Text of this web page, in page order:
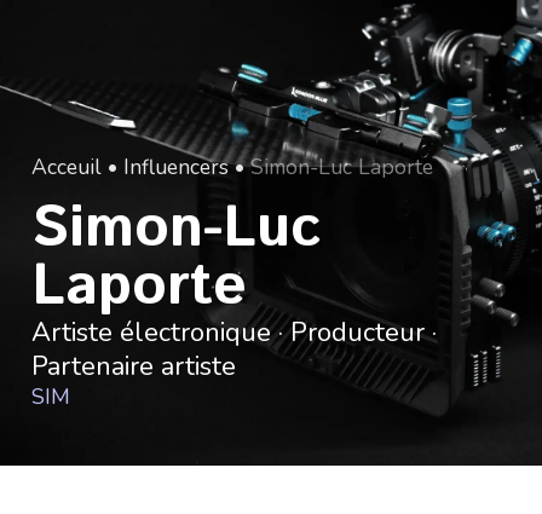
Acceuil • Influencers•Simon-Luc Laporte
Simon-Luc
Laporte
Artiste électronique · Producteur ·
Partenaire artiste
SIM